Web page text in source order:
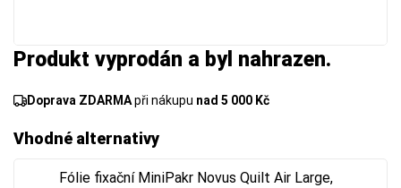
Produkt vyprodán a byl nahrazen.
Doprava ZDARMApři nákupu nad 5 000 Kč
Vhodné alternativy
Fólie fixační MiniPakr Novus Quilt Air Large,